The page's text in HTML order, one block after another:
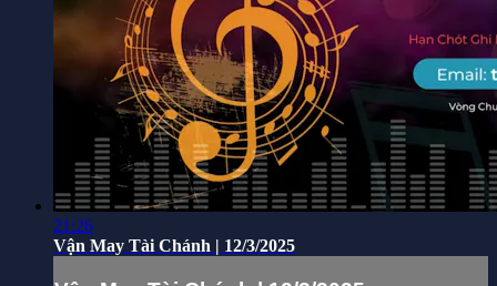
21:26
Vận May Tài Chánh | 12/3/2025